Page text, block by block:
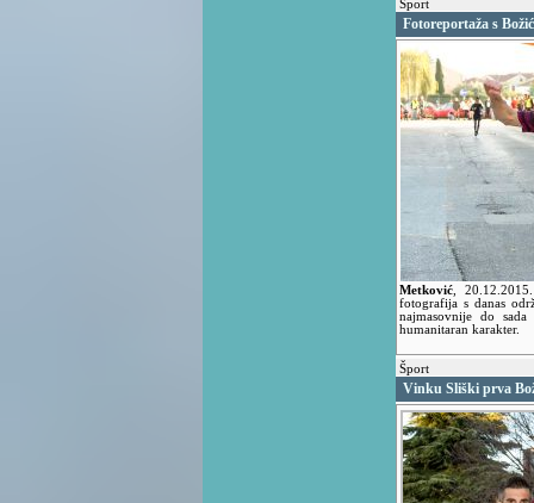
Šport
Fotoreportaža s
Metković ,
fotografija s danas
najmasovnije do
humanitaran karakter.
Šport
Vinku Sliški prva